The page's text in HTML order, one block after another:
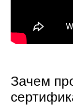
Зачем